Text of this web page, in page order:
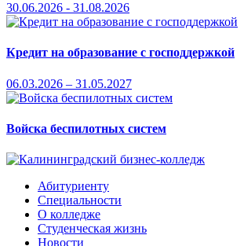
30.06.2026 - 31.08.2026
Кредит на образование с господдержкой
06.03.2026 – 31.05.2027
Войска беспилотных систем
Абитуриенту
Специальности
О колледже
Студенческая жизнь
Новости